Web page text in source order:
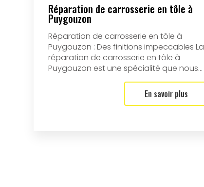
Réparation de carrosserie en tôle à
Puygouzon
Réparation de carrosserie en tôle à
Puygouzon : Des finitions impeccables La
réparation de carrosserie en tôle à
Puygouzon est une spécialité que nous...
En savoir plus